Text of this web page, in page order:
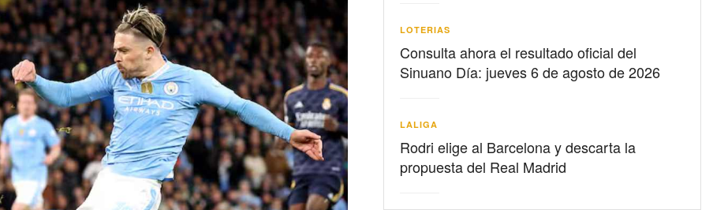
LOTERIAS
Consulta ahora el resultado oficial del
Sinuano Día: jueves 6 de agosto de 2026
LALIGA
Rodri elige al Barcelona y descarta la
propuesta del Real Madrid